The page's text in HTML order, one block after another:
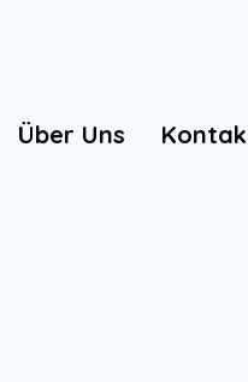
Über Uns